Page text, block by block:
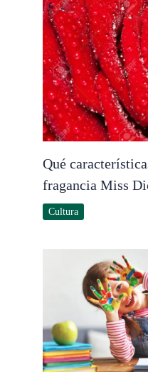
Qué
fragancia Miss
Cultura